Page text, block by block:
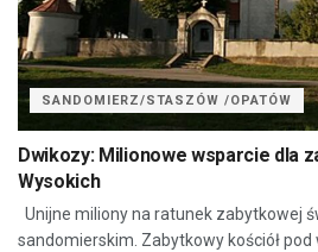
SANDOMIERZ/STASZÓW /OPATÓW
Dwikozy: Milionowe wsparcie dla
Wysokich
Unijne miliony na ratunek zabytkowej
sandomierskim. Zabytkowy kościół